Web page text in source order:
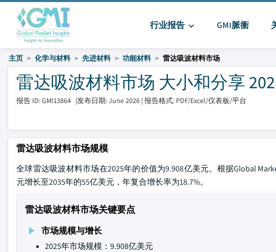
行业报告 GMI脈衝
主页 化学与材料 先进材料 功能材料 雷达吸波材料市场
雷达吸波材料市场 大小和分享
报告 ID: GMI13864 |发布日期: June 2026 | 报告格式: PDF/Excel/仪表板/平台
雷达吸波材料市场规模
全球雷达吸波材料市场在2025年的价值为9.908亿美元。根据Global
元增长至2035年的55亿美元，年复合增长率为18.7%。
雷达吸波材料市场关键要点
市场规模与增长
2025年市场规模：9.908亿美元